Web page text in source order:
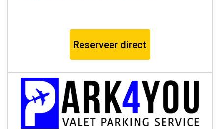
Reserveer direct